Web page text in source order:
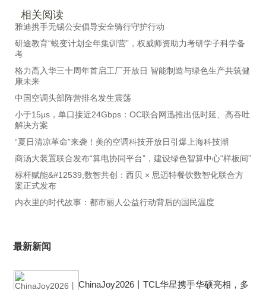
相关阅读
雅迪携手无锡公安倡导安全骑行守护行动
研途教育“蜕变计划全年集训营”，权威师资助力考研学子科学备
考
格力高入华三十周年首启工厂开放日 智能制造与绿色生产共筑健
康未来
中国空调头部阵营排名发生震荡
小于15μs，单口接近24Gbps：OC联合网迅推出低时延、高吞吐
解决方案
“夏日清凉革命”来袭！美的空调科技开放日引爆上海科技潮
商汤大装置联合发布“算电协同平台”，建设绿色智算中心“样板间”
标杆赋能&#12539;数智共创：西贝 × 思迈特餐饮数智化联合方
案正式发布
内衣里的时代故事：都市丽人公益行动背后的国民温度
最新新闻
ChinaJoy2026丨TCL华星携手华硕亮相，多